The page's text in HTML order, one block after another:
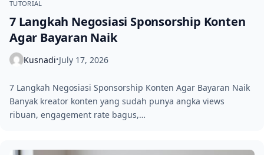
TUTORIAL
7 Langkah Negosiasi Sponsorship Konten
Agar Bayaran Naik
Kusnadi•July 17, 2026
7 Langkah Negosiasi Sponsorship Konten Agar Bayaran Naik
Banyak kreator konten yang sudah punya angka views
ribuan, engagement rate bagus,…